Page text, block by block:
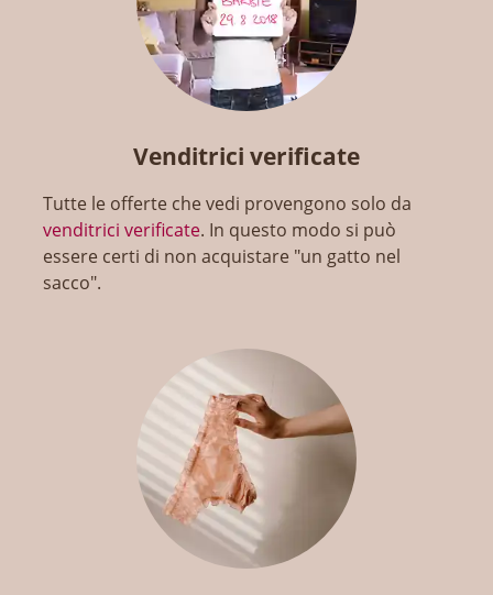
Venditrici verificate
Tutte le offerte che vedi provengono solo da
venditrici verificate. In questo modo si può
essere certi di non acquistare "un gatto nel
sacco".